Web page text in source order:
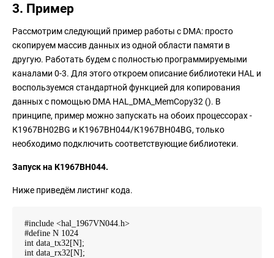
3. Пример
Рассмотрим следующий пример работы с DMA: просто
скопируем массив данных из одной области памяти в
другую. Работать будем с полностью программируемыми
каналами 0-3. Для этого откроем описание библиотеки HAL и
воспользуемся стандартной функцией для копирования
данных с помощью DMA HAL_DMA_MemCopy32 (). В
принципе, пример можно запускать на обоих процессорах -
К1967ВН02BG и К1967ВН044/К1967ВН04BG, только
необходимо подключить соответствующие библиотеки.
Запуск на К1967ВН044.
Ниже приведём листинг кода.
#include <hal_1967VN044.h>
#define N 1024
int data_tx32[N];
int data_rx32[N];